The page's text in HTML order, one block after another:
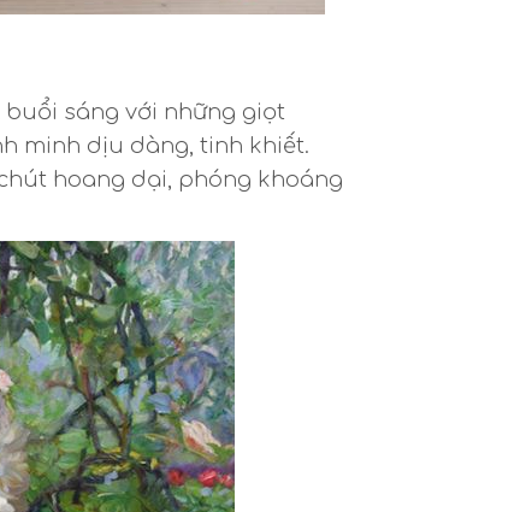
buổi sáng với những giọt
minh dịu dàng, tinh khiết.
hoang dại, phóng khoáng